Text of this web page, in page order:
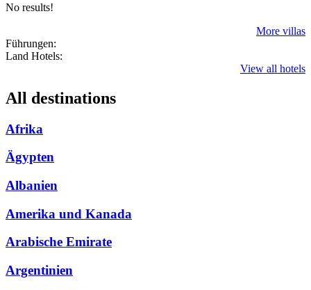
No results!
More villas
Führungen:
Land Hotels:
View all hotels
All destinations
Afrika
Ägypten
Albanien
Amerika und Kanada
Arabische Emirate
Argentinien